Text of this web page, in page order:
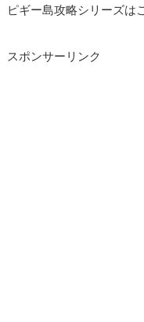
ピギー島攻略シリーズは
スポンサーリンク